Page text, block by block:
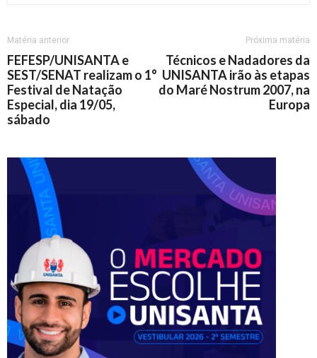
Matéria anterior
FEFESP/UNISANTA e
SEST/SENAT realizam o 1°
Festival de Natação
Especial, dia 19/05,
sábado
Próxima matéria
Técnicos e Nadadores da
UNISANTA irão às etapas
do Maré Nostrum 2007, na
Europa